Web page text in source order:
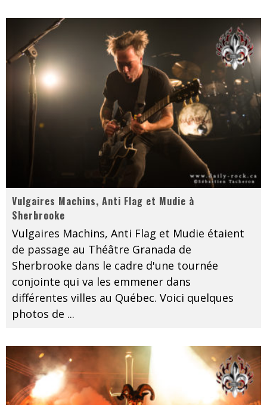
Vulgaires Machins, Anti Flag et Mudie à
Sherbrooke
Vulgaires Machins, Anti Flag et Mudie étaient
de passage au Théâtre Granada de
Sherbrooke dans le cadre d'une tournée
conjointe qui va les emmener dans
différentes villes au Québec. Voici quelques
photos de ...